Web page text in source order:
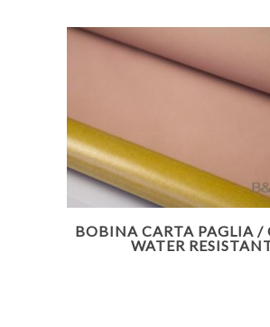
BOBINA CARTA PAGLIA /
WATER